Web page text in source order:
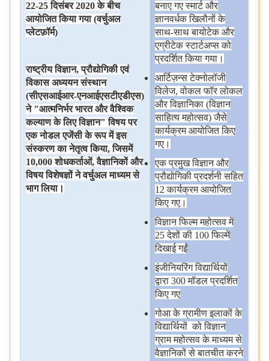
22-25दिसंबर2020के बीच
आयोजित किया गया(वर्चुअल
प्लेटफ़ॉर्म)
राष्ट्रीय विज्ञान,प्रौद्योगिकी एवं
विकास अध्ययन संस्थान
(सीएसआईआर-एनआईएसटीएडीएस)
ने "आत्मनिर्भर भारत और वैश्विक
कल्याण के लिए विज्ञान"विषय पर
एक नोडल एजेंसी के रूप में इस
संस्करण का नेतृत्व किया,जिसमें
10,000शोधकर्ताओं,वैज्ञानिकों और
विषय विशेषज्ञों ने वर्चुअल माध्यम से
भाग लिया।
बनाए गए स्मार्ट और
ज्ञानवर्धक खिलौनों के
साथ-साथ बायोटेक और
एग्रीटेक स्टार्टअप्स को
प्रदर्शित किया गया।
आर्टिज़न्स टेक्नोलॉजी
विलेज, वोकल फॉर लोकल
और विज्ञानिका (विज्ञान
साहित्य महोत्सव) जैसे
कार्यक्रम आयोजित किए
गए।
एक प्रमुख विज्ञान और
प्रौद्योगिकी प्रदर्शनी सहित
12 कार्यक्रम आयोजित
किए गए।
विज्ञान फिल्म महोत्सव में
25 देशों की 100 फिल्में
दिखाई गईं
इंजीनियरिंग विद्यार्थियों
द्वारा 300 मॉडल प्रदर्शित
किए गए
गोआ के ग्रामीण इलाकों के
विद्यार्थियों को विज्ञान
ग्राम महोत्सव के माध्यम से
वैज्ञानिकों से बातचीत करने